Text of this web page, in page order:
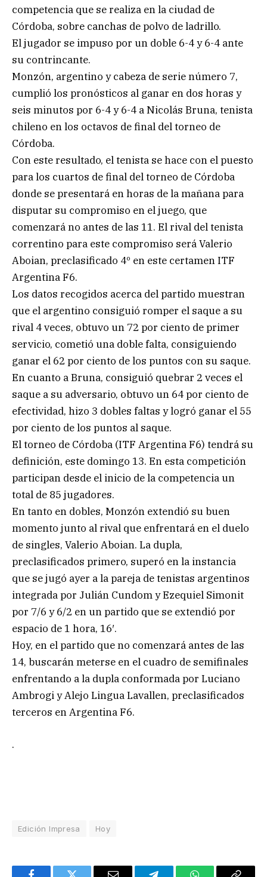
competencia que se realiza en la ciudad de
Córdoba, sobre canchas de polvo de ladrillo.
El jugador se impuso por un doble 6-4 y 6-4 ante
su contrincante.
Monzón, argentino y cabeza de serie número 7,
cumplió los pronósticos al ganar en dos horas y
seis minutos por 6-4 y 6-4 a Nicolás Bruna, tenista
chileno en los octavos de final del torneo de
Córdoba.
Con este resultado, el tenista se hace con el puesto
para los cuartos de final del torneo de Córdoba
donde se presentará en horas de la mañana para
disputar su compromiso en el juego, que
comenzará no antes de las 11. El rival del tenista
correntino para este compromiso será Valerio
Aboian, preclasificado 4º en este certamen ITF
Argentina F6.
Los datos recogidos acerca del partido muestran
que el argentino consiguió romper el saque a su
rival 4 veces, obtuvo un 72 por ciento de primer
servicio, cometió una doble falta, consiguiendo
ganar el 62 por ciento de los puntos con su saque.
En cuanto a Bruna, consiguió quebrar 2 veces el
saque a su adversario, obtuvo un 64 por ciento de
efectividad, hizo 3 dobles faltas y logró ganar el 55
por ciento de los puntos al saque.
El torneo de Córdoba (ITF Argentina F6) tendrá su
definición, este domingo 13. En esta competición
participan desde el inicio de la competencia un
total de 85 jugadores.
En tanto en dobles, Monzón extendió su buen
momento junto al rival que enfrentará en el duelo
de singles, Valerio Aboian. La dupla,
preclasificados primero, superó en la instancia
que se jugó ayer a la pareja de tenistas argentinos
integrada por Julián Cundom y Ezequiel Simonit
por 7/6 y 6/2 en un partido que se extendió por
espacio de 1 hora, 16′.
Hoy, en el partido que no comenzará antes de las
14, buscarán meterse en el cuadro de semifinales
enfrentando a la dupla conformada por Luciano
Ambrogi y Alejo Lingua Lavallen, preclasificados
terceros en Argentina F6.
.
Edición Impresa Hoy